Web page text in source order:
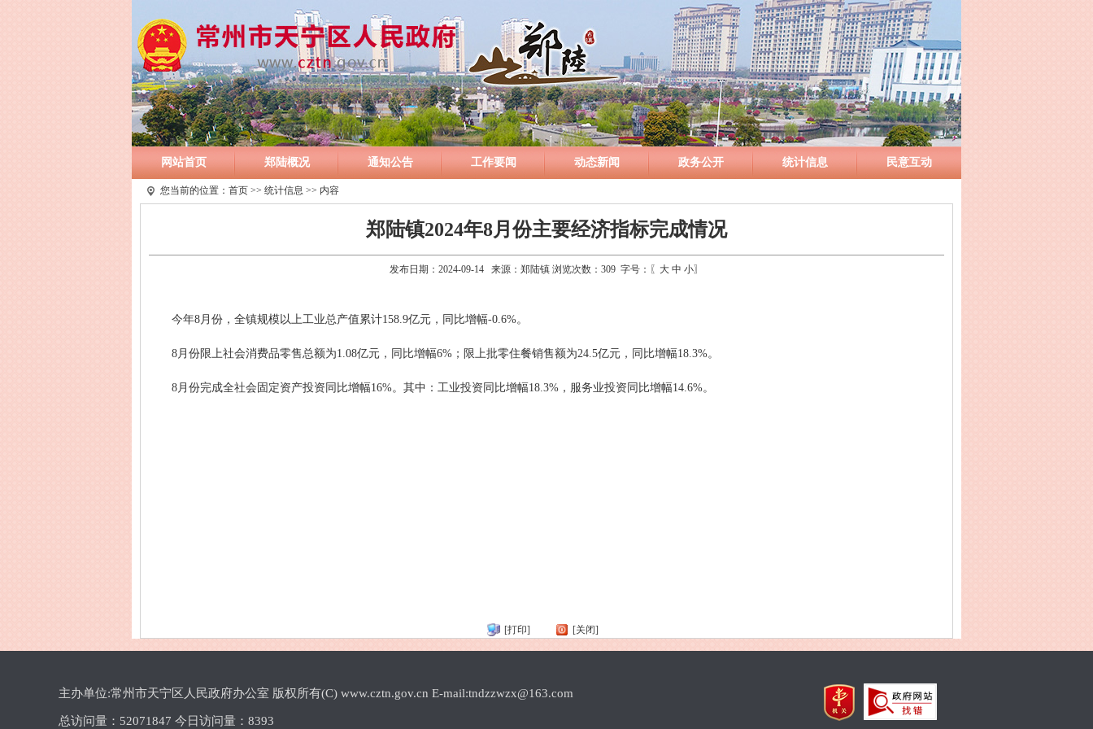
网站首页 郑陆概况 通知公告 工作要闻 动态新闻 政务公开 统计信息 民意互动
您当前的位置： 首页 >> 统计信息 >> 内容
郑陆镇2024年8月份主要经济指标完成情况
发布日期：2024-09-14 来源：郑陆镇 浏览次数： 309 字号：〖 大 中 小〗
今年8月份，全镇规模以上工业总产值累计158.9亿元，同比增幅-0.6%。
8月份限上社会消费品零售总额为1.08亿元，同比增幅6%；限上批零住餐销售额为24.5亿元，同比增幅18.3%。
8月份完成全社会固定资产投资同比增幅16%。其中：工业投资同比增幅18.3%，服务业投资同比增幅14.6%。
[打印] [关闭]
主办单位:常州市天宁区人民政府办公室 版权所有(C) www.cztn.gov.cn E-mail:tndzzwzx@163.com
总访问量： 52071847 今日访问量： 8393